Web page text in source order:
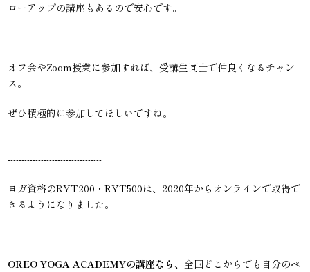
ローアップの講座もあるので安心です。
オフ会やZoom授業に参加すれば、受講生同士で仲良くなるチャン
ス。
ぜひ積極的に参加してほしいですね。
----------------------------------
ヨガ資格のRYT200・RYT500は、2020年からオンラインで取得で
きるようになりました。
OREO YOGA ACADEMYの講座なら、全国どこからでも自分のペ